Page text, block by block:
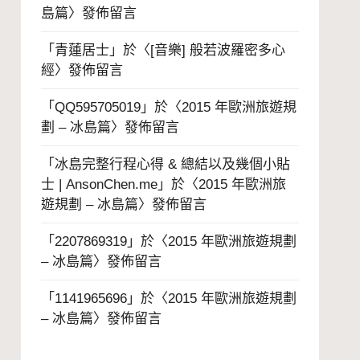
島篇〉發佈留言
「 青蓮居士」於〈[音樂] 般若波羅密多心
經〉發佈留言
「 QQ595705019」於〈2015 年歐洲旅遊規
劃 – 冰島篇〉發佈留言
「 冰島完整行程心得 & 總結以及幾個小貼
士 | AnsonChen.me」於〈2015 年歐洲旅
遊規劃 – 冰島篇〉發佈留言
「 2207869319」於〈2015 年歐洲旅遊規劃
– 冰島篇〉發佈留言
「 1141965696」於〈2015 年歐洲旅遊規劃
– 冰島篇〉發佈留言